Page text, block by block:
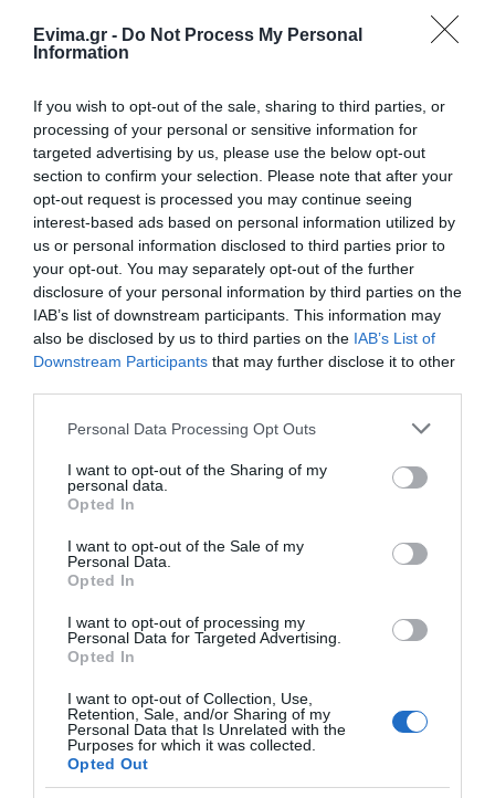
Evima.gr - Do Not Process My Personal
Information
If you wish to opt-out of the sale, sharing to third parties, or
processing of your personal or sensitive information for
targeted advertising by us, please use the below opt-out
section to confirm your selection. Please note that after your
opt-out request is processed you may continue seeing
interest-based ads based on personal information utilized by
us or personal information disclosed to third parties prior to
your opt-out. You may separately opt-out of the further
disclosure of your personal information by third parties on the
IAB’s list of downstream participants. This information may
also be disclosed by us to third parties on the IAB’s List of
Downstream Participants that may further disclose it to other
Please note that this website/app uses one or more Google
not limited to your visit or usage behaviour. You may click to
grant or deny consent to Google and its third-party tags to
use your data for below specified purposes in below Google
consent section.
Personal Data Processing Opt Outs
I want to opt-out of the Sharing of my
personal data.
Opted In
I want to opt-out of the Sale of my
Personal Data.
Opted In
I want to opt-out of processing my
Personal Data for Targeted Advertising.
Opted In
I want to opt-out of Collection, Use,
Retention, Sale, and/or Sharing of my
Personal Data that Is Unrelated with the
Purposes for which it was collected.
Opted Out
Σε πελάγη ευτυχίας
αντιδήμαρχος στην Εύβοια! Έγινε
για τρίτη φορά παππούς!
Ευρυδίκη Βαλαβάνη: Οι
οικογενειακές διακοπές στην
Εύβοια! Δείτε σε ποια παραλία
08.08.2026 | 17:20
«Κόκκινος» συναγερμός στην
Εύβοια: Red Code αύριο Κυριακή –
Αυξημένη ετοιμότητα παντού
08.08.2026 | 17:00
Ρόδος: Έγραψαν 80χρονη για
κράνος!
08.08.2026 | 16:40
Θρήνος σε όλη την Εύβοια για τον
επιχειρηματία που έφυγε απο
08.08.2026 | 16:20
Εορτολόγιο: Ποιοι
γιορτάζουν σήμερα,
Σάββατο 8 Αυγούστου
Ο καιρός αλλάζει
πρόσωπο: Έρχονται
40άρια μαζί με
θυελλώδη μελτέμια
Νέο τροχαίο με υλικές
ζημιές
Μητέρα και γιος οι
νεκροί από τη
αυτοκινήτου με